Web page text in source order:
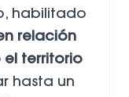
habilitado
relación
el territorio
hasta un